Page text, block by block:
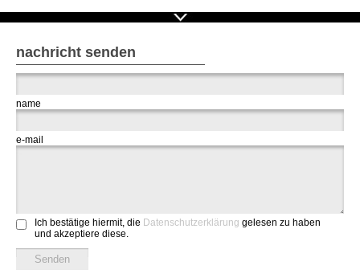
nachricht senden
name
e-mail
Ich bestätige hiermit, die Datenschutzerklärung gelesen zu haben
und akzeptiere diese.